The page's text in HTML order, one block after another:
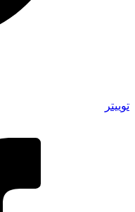
توییتر